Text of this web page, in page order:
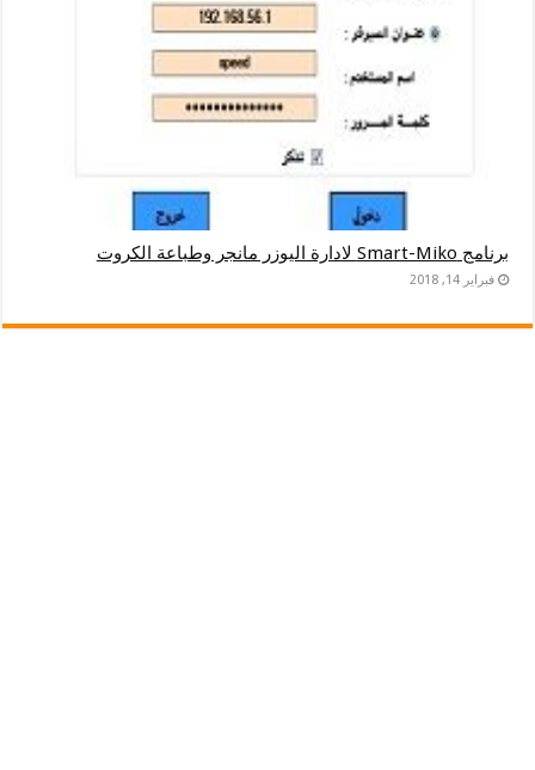
برنامج Smart-Miko لادارة اليوزر مانجر وطباعة الكروت
فبراير 14, 2018